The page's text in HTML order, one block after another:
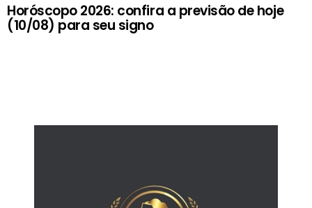
Horóscopo 2026: confira a previsão de hoje
(10/08) para seu signo